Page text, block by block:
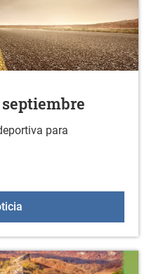
para
Oferta deportiva en